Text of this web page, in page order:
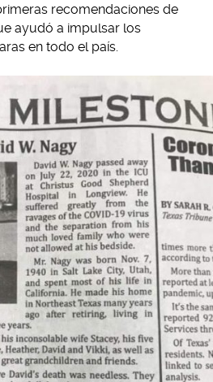
recomendaciones de
ayudó a impulsar los
en todo el país.